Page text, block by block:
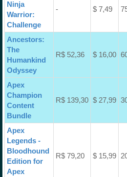
Ninja
Warrior:
Challenge
- $ 7,49
Ancestors:
The
Humankind
Odyssey
R$ 52,36 $ 16,00
Apex
Champion
Content
Bundle
R$ 139,30 $ 27,99
Apex
Legends -
Bloodhound
Edition for
Apex
R$ 79,20 $ 15,99